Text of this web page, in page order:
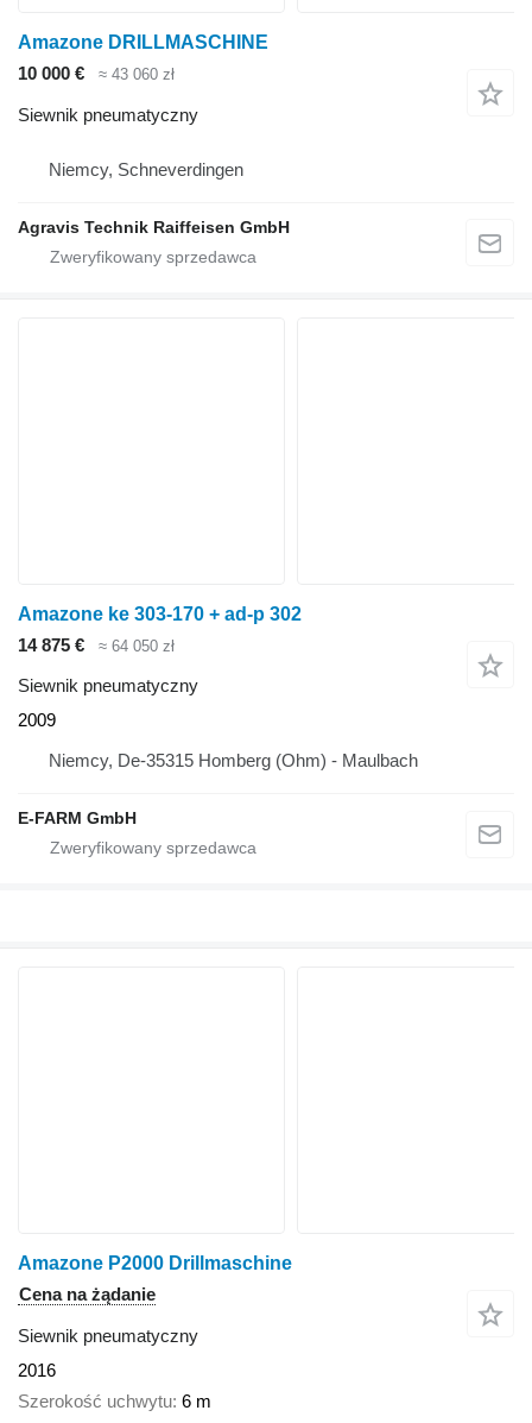
Amazone DRILLMASCHINE
10 000 €
≈ 43 060 zł
Siewnik pneumatyczny
Niemcy, Schneverdingen
Agravis Technik Raiffeisen GmbH
Amazone ke 303-170 + ad-p 302
14 875 €
≈ 64 050 zł
Siewnik pneumatyczny
2009
Niemcy, De-35315 Homberg (Ohm) - Maulbach
E-FARM GmbH
Amazone P2000 Drillmaschine
Cena na żądanie
Siewnik pneumatyczny
2016
Szerokość uchwytu 6 m